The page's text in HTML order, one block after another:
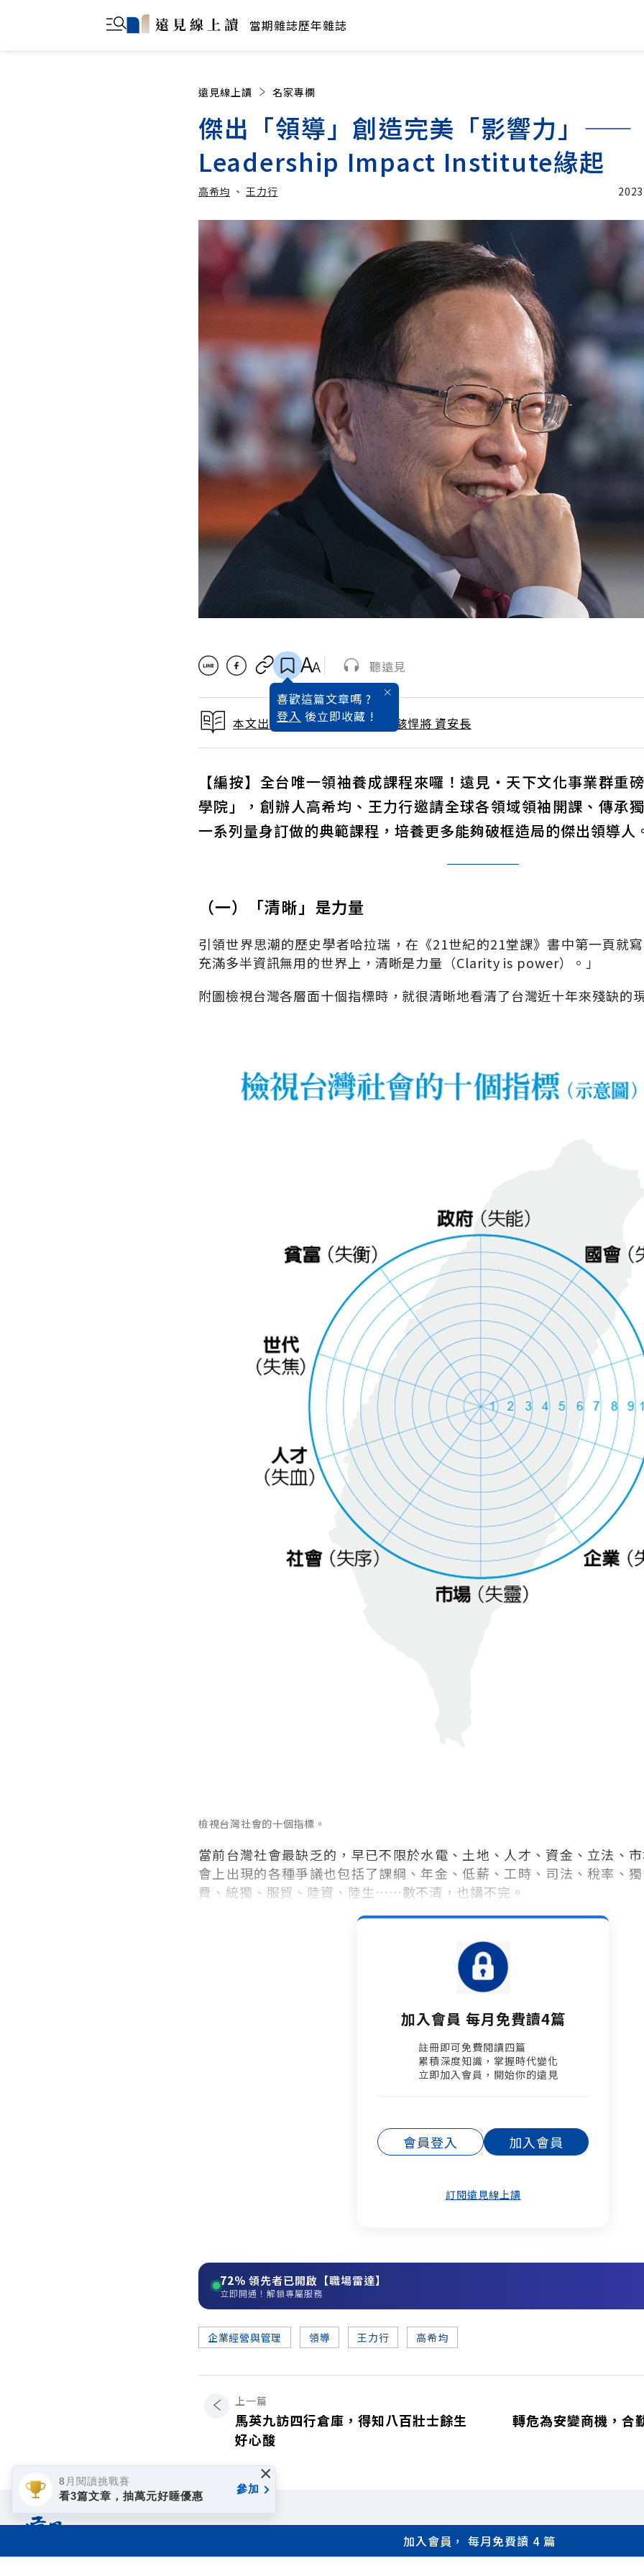
當期雜誌歷年雜誌
遠見線上讀 名家專欄
傑出「領導」創造完美「影響力」——
Leadership Impact Institute緣起
高希均
高希均 加入追蹤
、王力行
喜歡這篇文章嗎 ?
登入 後立即收藏 !
聽遠見
本文出自 2023 / 5月號雜誌 防駭悍將 資安長
【編按】全台唯一領袖養成課程來囉！遠見‧天下文化事業群重
學院」，創辦人高希均、王力行邀請全球各領域領袖開課、傳承
一系列量身訂做的典範課程，培養更多能夠破框造局的傑出領導人
（一）「清晰」是力量
引領世界思潮的歷史學者哈拉瑞，在《21世紀的21堂課》書中第一頁就
充滿多半資訊無用的世界上，清晰是力量（Clarity is power）。」
附圖檢視台灣各層面十個指標時，就很清晰地看清了台灣近十年來殘缺的
檢視台灣社會的十個指標。
當前台灣社會最缺乏的，早已不限於水電、土地、人才、資金、立法、
會上出現的各種爭議也包括了課綱、年金、低薪、工時、司法、稅率、
費、統獨、服貿、陸資、陸生……數不清，也講不完。
加入會員 每月免費讀4篇
註冊即可免費閱讀四篇​
累積深度知識，掌握時代變化​
立即加入會員，開始你的遠見
會員登入 加入會員
訂閱遠見線上讀
72% 領先者已開啟【職場雷達】
立即開通！解鎖專屬服務
企業經營與管理 領導 王力行 高希均
上一篇
馬英九訪四行倉庫，得知八百壯士餘生
好心酸
轉危為安變商機，合
加入會員， 每月免費讀 4 篇
8月閱讀挑戰賽
看3篇文章，抽萬元好睡優惠
參加
×